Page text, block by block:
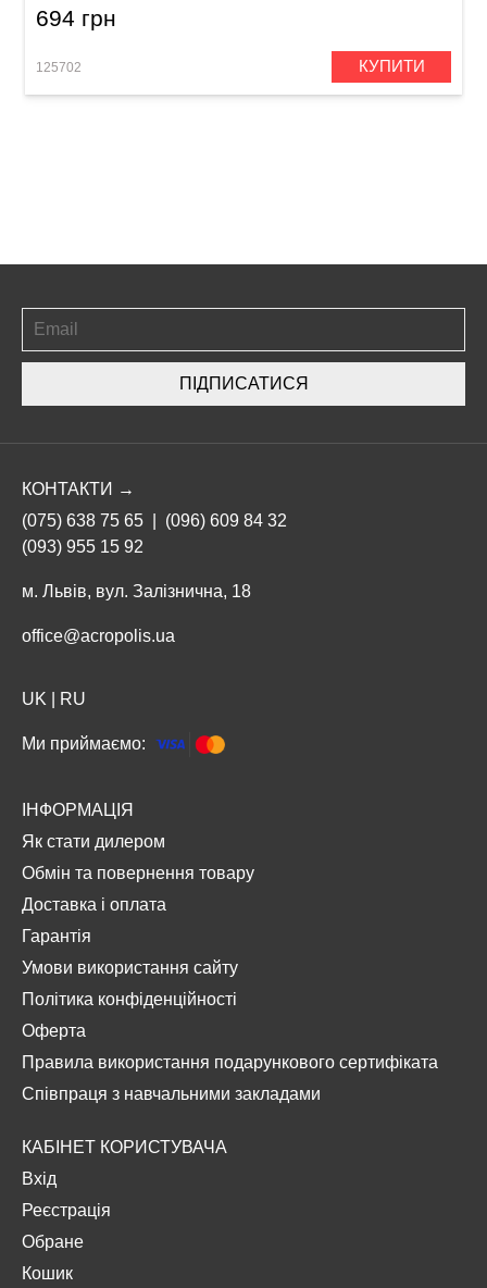
694 грн
125702 КУПИТИ
ПІДПИСАТИСЯ
КОНТАКТИ →
(075) 638 75 65
(096) 609 84 32
(093) 955 15 92
м. Львів, вул. Залізнична, 18
office@acropolis.ua
UK RU
Ми приймаємо:
ІНФОРМАЦІЯ
Як стати дилером
Обмін та повернення товару
Доставка і оплата
Гарантія
Умови використання сайту
Політика конфіденційності
Оферта
Правила використання подарункового сертифіката
Співпраця з навчальними закладами
КАБІНЕТ КОРИСТУВАЧА
Вхід
Реєстрація
Обране
Кошик